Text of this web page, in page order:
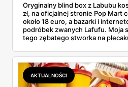
Oryginalny blind box z Labubu
zł, na oficjalnej stronie Pop Mart
około 18 euro, a bazarki i
podróbek zwanych Lafufu. Moja
tego zębatego stworka na
kosztuje i po czym poznać, że
podróbki. Spisałam wszystko,
łącznie z jedną wpadką, o której
AKTUALNOŚCI